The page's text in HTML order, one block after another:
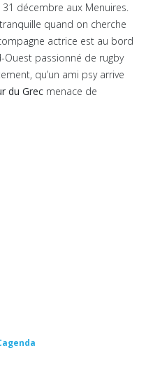
décembre aux Menuires.
quand on cherche
actrice est au bord
Ouest passionné de rugby
qu’un ami psy arrive
du Grec menace de